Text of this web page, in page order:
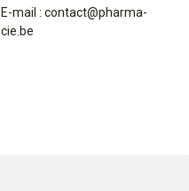
E-mail : contact@pharma-
cie.be